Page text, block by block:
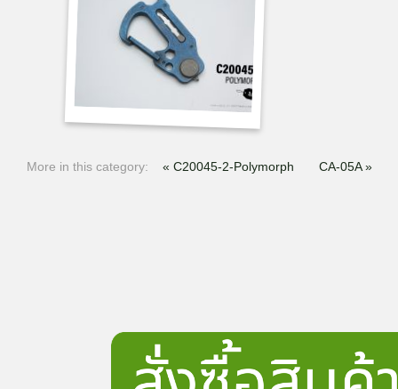
More in this category: « C20045-2-Polymorph CA-05A »